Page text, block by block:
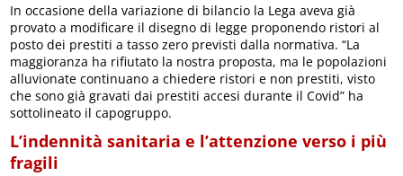
In occasione della variazione di bilancio la Lega aveva già
provato a modificare il disegno di legge proponendo ristori al
posto dei prestiti a tasso zero previsti dalla normativa. “La
maggioranza ha rifiutato la nostra proposta, ma le popolazioni
alluvionate continuano a chiedere ristori e non prestiti, visto
che sono già gravati dai prestiti accesi durante il Covid” ha
sottolineato il capogruppo.
L’indennità sanitaria e l’attenzione verso i più
fragili